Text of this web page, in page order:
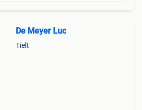
De Meyer Luc
Tielt